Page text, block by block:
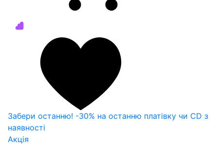
Забери останню! -30% на останню платівку чи CD з
наявності
Акція